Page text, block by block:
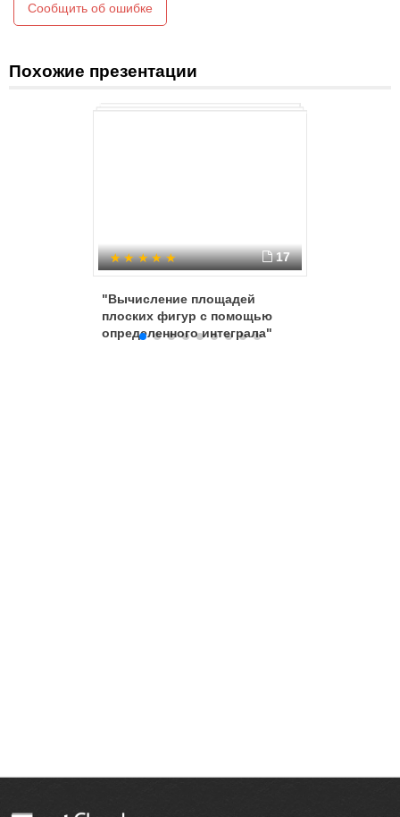
M
D
Сообщить об ошибке
Похожие презентации
17
"Вычисление площадей
плоских фигур с помощью
определенного интеграла"